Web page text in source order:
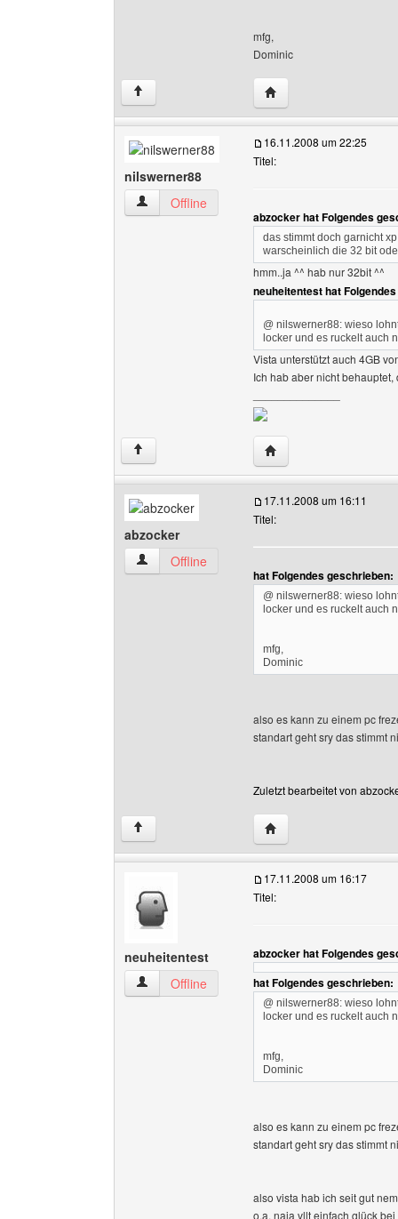
mfg,
Dominic
↑ Website dieses
nilswerner88
nilswerner88 Benutzer-Profile anzeigen
Offline
16.11.2008 um 22:25
Titel:
abzocker hat Folgendes
das stimmt doch garnicht
warscheinlich die 32 bit
hmm..ja ^^ hab nur 32bit ^^
neuheitentest hat
@ nilswerner88: wieso
locker und es ruckelt auch
Vista unterstützt auch 4GB
Ich hab aber nicht
↑ Website dieses
abzocker
abzocker Benutzer-Profile anzeigen
Offline
17.11.2008 um 16:11
Titel:
hat Folgendes geschrieben:
@ nilswerner88: wieso
locker und es ruckelt auch
mfg,
Dominic
also es kann zu einem pc
standart geht sry das stimmt
Zuletzt bearbeitet von
↑ Website dieses
neuheitentest
neuheitentest Benutzer-Profile anzeigen
Offline
17.11.2008 um 16:17
Titel:
abzocker hat Folgendes
hat Folgendes geschrieben:
@ nilswerner88: wieso
locker und es ruckelt auch
mfg,
Dominic
also es kann zu einem pc
standart geht sry das stimmt
also vista hab ich seit gut
o.a. naja vllt einfach glück